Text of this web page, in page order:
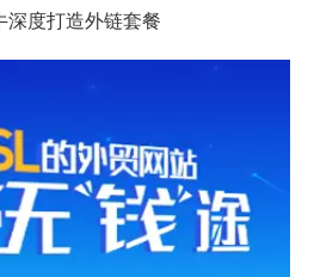
深度打造外链套餐